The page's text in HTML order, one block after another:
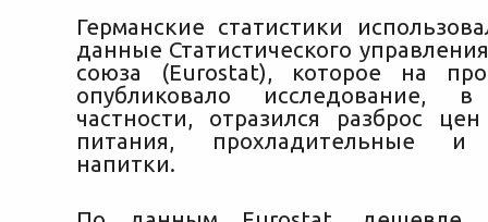
Германские статистики
данные Статистического
союза (Eurostat), которое на
опубликовало исследование,
частности, отразился разброс
питания, прохладительные и
напитки.